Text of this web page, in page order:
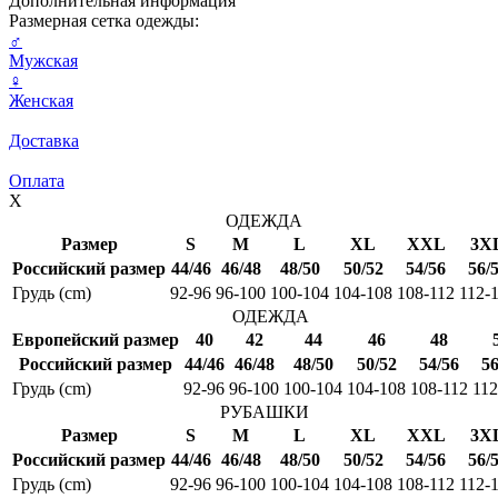
Размерная сетка одежды:
♂
Мужская
♀
Женская
Доставка
Оплата
X
ОДЕЖДА
Размер
S M L XL XXL
Российский размер 44/46 46/48 48/50 50/52 54/56
56/
Грудь (cm)
92-96 96-100 100-104 104-108 108-112 112-
ОДЕЖДА
Европейский размер
40 42 44 46 48
Российский размер
44/46 46/48 48/50 50/52 54/56
Грудь (cm)
92-96 96-100 100-104 104-108 108-112
РУБАШКИ
Размер
S M L XL XXL
Российский размер 44/46 46/48 48/50 50/52 54/56
56/
Грудь (cm)
92-96 96-100 100-104 104-108 108-112 112-